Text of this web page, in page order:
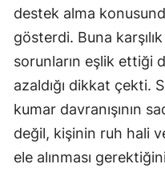
destek alma
gösterdi. Buna
sorunların eşlik ettiği
azaldığı dikkat çekti.
kumar davranışının
değil, kişinin ruh hali
ele alınması